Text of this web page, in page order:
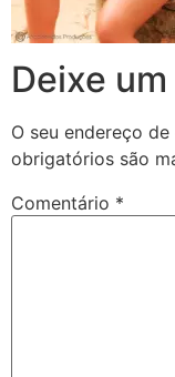
Deixe
O seu endereço
obrigatórios são
Comentário *